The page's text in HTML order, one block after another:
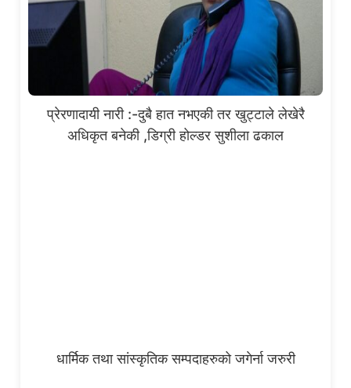
प्रेरणादायी नारी :-दुबै हात नभएकी तर खुट्टाले लेखेरै
अधिकृत बनेकी ,डिग्री होल्डर सुशीला ढकाल
धार्मिक तथा सांस्कृतिक सम्पदाहरुको जगेर्ना जरुरी